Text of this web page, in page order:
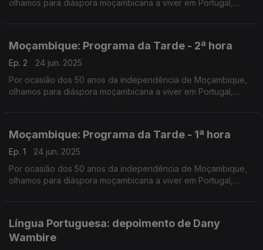
olhamos para diáspora moçambicana a viver em Portugal,
Moçambique: Programa da Tarde - 2ª hora
Ep. 2
24 jun. 2025
Por ocasião dos 50 anos da independência de Moçambique,
olhamos para diáspora moçambicana a viver em Portugal,
Moçambique: Programa da Tarde - 1ª hora
Ep. 1
24 jun. 2025
Por ocasião dos 50 anos da independência de Moçambique,
olhamos para diáspora moçambicana a viver em Portugal,
Língua Portuguesa: depoimento de Dany
Wambire